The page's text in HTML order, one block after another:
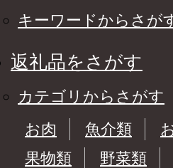
キーワードからさが
返礼品をさがす
カテゴリからさがす
お肉
魚介類
果物類
野菜類